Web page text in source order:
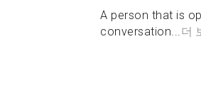
A person that is
conversation...더